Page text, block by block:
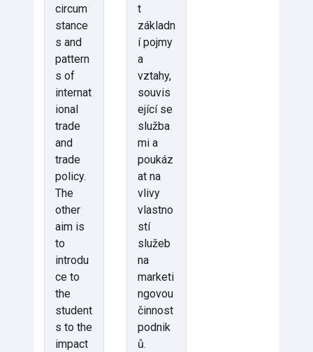
circum
stance
s and
pattern
s of
internat
ional
trade
and
trade
policy.
The
other
aim is
to
introdu
ce to
the
student
s to the
impact
t
základn
í pojmy
a
vztahy,
souvis
ející se
služba
mi a
poukáz
at na
vlivy
vlastno
stí
služeb
na
marketi
ngovou
činnost
podnik
ů.